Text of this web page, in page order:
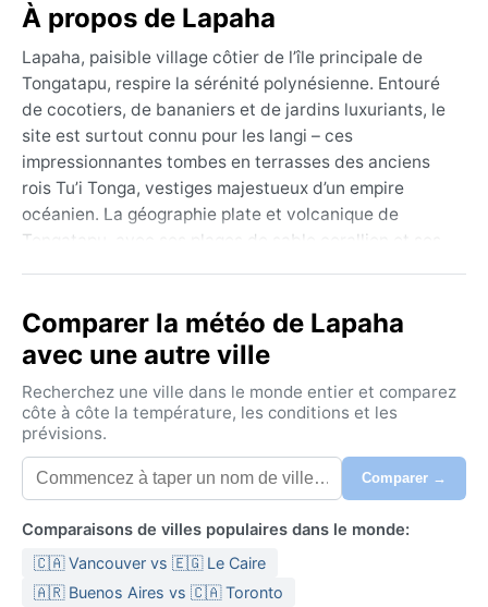
À propos de Lapaha
Lapaha, paisible village côtier de l’île principale de
Tongatapu, respire la sérénité polynésienne. Entouré
de cocotiers, de bananiers et de jardins luxuriants, le
site est surtout connu pour les langi – ces
impressionnantes tombes en terrasses des anciens
rois Tu’i Tonga, vestiges majestueux d’un empire
océanien. La géographie plate et volcanique de
Tongatapu, avec ses plages de sable corallien et ses
marées et des chants religieux, dans une atmosphère
chaleureuse et décontractée, loin du tumulte
moderne.
Sous la classification climatique Af (forêt tropicale
humide), Lapaha connaît des températures stables
toute l’année, oscillant entre 25 et 30 °C. L’été austral,
de novembre à avril, est chaud et très pluvieux, avec
tropicales quasi quotidiennes. L’hiver, de mai à
octobre, reste doux et humide mais moins arrosé,
offrant davantage de journées ensoleillées. Les
Comparer la météo de Lapaha
avec une autre ville
Recherchez une ville dans le monde entier et comparez
côte à côte la température, les conditions et les
prévisions.
Comparer →
Comparaisons de villes populaires dans le monde:
🇨🇦 Vancouver vs 🇪🇬 Le Caire
🇦🇷 Buenos Aires vs 🇨🇦 Toronto